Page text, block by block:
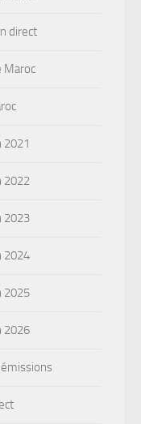
direct
Maroc
2021
2022
2023
2024
2025
2026